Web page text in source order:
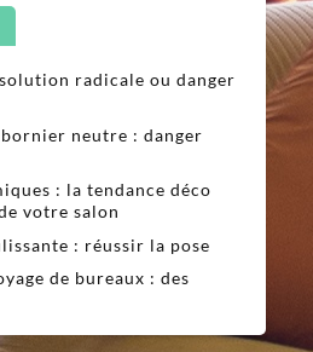
radicale ou danger
neutre : danger
: la tendance déco
votre salon
: réussir la pose
de bureaux : des